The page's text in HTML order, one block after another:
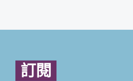
訂閱